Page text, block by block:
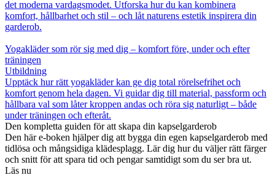
det moderna vardagsmodet. Utforska hur du kan kombinera
komfort, hållbarhet och stil – och låt naturens estetik inspirera din
garderob.
Yogakläder som rör sig med dig – komfort före, under och efter
träningen
Utbildning
Upptäck hur rätt yogakläder kan ge dig total rörelsefrihet och
komfort genom hela dagen. Vi guidar dig till material, passform och
hållbara val som låter kroppen andas och röra sig naturligt – både
under träningen och efteråt.
Den kompletta guiden för att skapa din kapselgarderob
Den här e-boken hjälper dig att bygga din egen kapselgarderob med
tidlösa och mångsidiga klädesplagg. Lär dig hur du väljer rätt färger
och snitt för att spara tid och pengar samtidigt som du ser bra ut.
Läs nu